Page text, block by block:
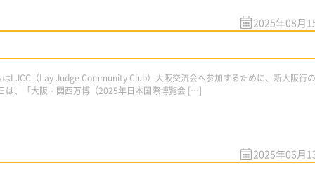
2025年08月
（Lay Judge Community Club）大阪交流会へ参加するために、新大阪行
は、「大阪・関西万博（2025年日本国際博覧会 […]
2025年06月